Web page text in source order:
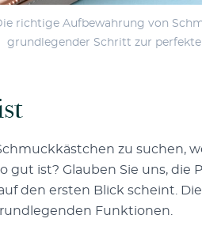
richtige Aufbewahrung von
grundlegender Schritt zur
zu suchen,
gut ist? Glauben Sie uns, die
den ersten Blick scheint.
Funktionen.